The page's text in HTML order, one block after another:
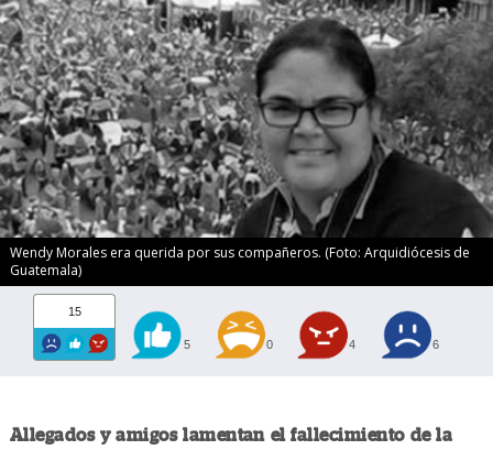
Wendy Morales era querida por sus compañeros. (Foto: Arquidiócesis de
Guatemala)
15
5 0 4 6
Allegados y amigos lamentan el fallecimiento de la